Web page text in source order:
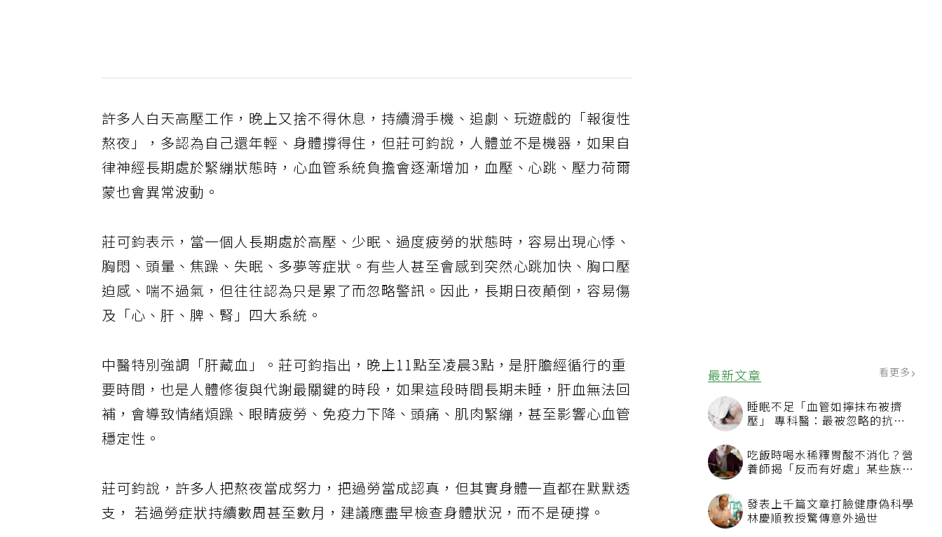
最新文章 看更多
睡眠不足「血管如擰抹布被擠
壓」 專科醫：最被忽略的抗老
吃飯時喝水稀釋胃酸不消化？營
養師揭「反而有好處」某些族群
發表上千篇文章打臉健康偽科學
林慶順教授驚傳意外過世
許多人白天高壓工作，晚上又捨不得休息，持續滑手機、追劇、玩遊戲的「報復性
熬夜」，多認為自己還年輕、身體撐得住，但莊可鈞說，人體並不是機器，如果自
律神經長期處於緊繃狀態時，心血管系統負擔會逐漸增加，血壓、心跳、壓力荷爾
蒙也會異常波動。
莊可鈞表示，當一個人長期處於高壓、少眠、過度疲勞的狀態時，容易出現心悸、
胸悶、頭暈、焦躁、失眠、多夢等症狀。有些人甚至會感到突然心跳加快、胸口壓
迫感、喘不過氣，但往往認為只是累了而忽略警訊。因此，長期日夜顛倒，容易傷
及「心、肝、脾、腎」四大系統。
中醫特別強調「肝藏血」。莊可鈞指出，晚上11點至凌晨3點，是肝膽經循行的重
要時間，也是人體修復與代謝最關鍵的時段，如果這段時間長期未睡，肝血無法回
補，會導致情緒煩躁、眼睛疲勞、免疫力下降、頭痛、肌肉緊繃，甚至影響心血管
穩定性。
莊可鈞說，許多人把熬夜當成努力，把過勞當成認真，但其實身體一直都在默默透
支， 若過勞症狀持續數周甚至數月，建議應盡早檢查身體狀況，而不是硬撐。